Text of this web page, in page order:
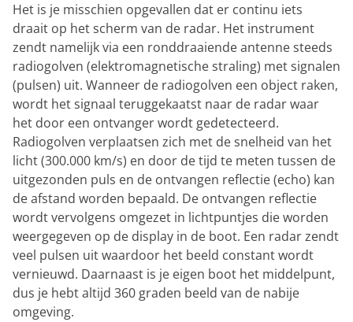
Het is je misschien opgevallen dat er continu iets
draait op het scherm van de radar. Het instrument
zendt namelijk via een ronddraaiende antenne steeds
radiogolven (elektromagnetische straling) met signalen
(pulsen) uit. Wanneer de radiogolven een object raken,
wordt het signaal teruggekaatst naar de radar waar
het door een ontvanger wordt gedetecteerd.
Radiogolven verplaatsen zich met de snelheid van het
licht (300.000 km/s) en door de tijd te meten tussen de
uitgezonden puls en de ontvangen reflectie (echo) kan
de afstand worden bepaald. De ontvangen reflectie
wordt vervolgens omgezet in lichtpuntjes die worden
weergegeven op de display in de boot. Een radar zendt
veel pulsen uit waardoor het beeld constant wordt
vernieuwd. Daarnaast is je eigen boot het middelpunt,
dus je hebt altijd 360 graden beeld van de nabije
omgeving.